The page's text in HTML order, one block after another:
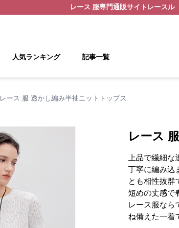
レース 服専門通販サイト レースル
人気ランキング 記事一覧
レース 服 透かし編み半袖ニットトップス
レース
上品で繊細
丁寧に編み込
とも相性抜群
短めの丈感で
レース服なら
ね備えた一着